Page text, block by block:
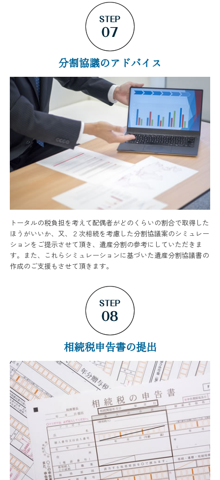
分割協議のアドバイス
トータルの税負担を考えて配偶者がどのくらいの割合で取得した
ほうがいいか、又、２次相続を考慮した分割協議案のシミュレー
ションをご提示させて頂き、遺産分割の参考にしていただきま
す。また、これらシミュレーションに基づいた遺産分割協議書の
作成のご支援もさせて頂きます。
相続税申告書の提出